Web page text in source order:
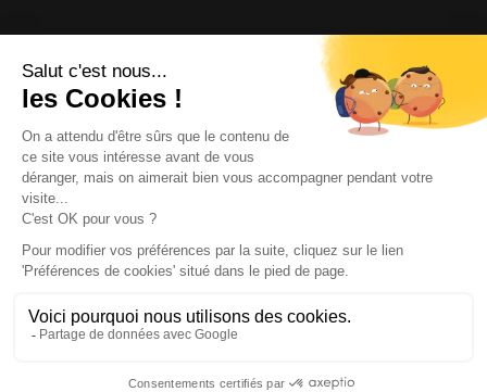
© 2026 | Cité des Arts | Tous droits réservés